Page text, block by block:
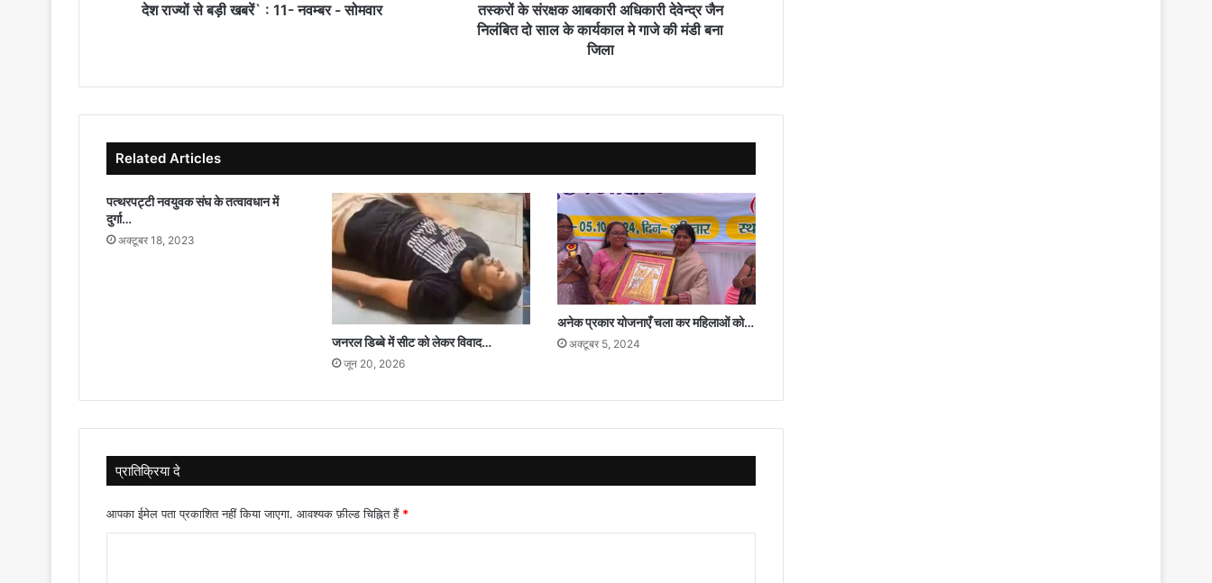
देश राज्यों से बड़ी खबरें` : 11- नवम्बर - सोमवार
गाजे
बना
तस्करों के संरक्षक आबकारी अधिकारी देवेन्द्र जैन
निलंबित दो साल के कार्यकाल मे गाजे की मंडी बना
जिला
Related Articles
पत्थरपट्टी नवयुवक संघ के तत्वावधान में
दुर्गा…
अक्टूबर 18, 2023
जनरल डिब्बे में सीट को लेकर विवाद…
जून 20, 2026
अनेक प्रकार योजनाएँ चला कर महिलाओं को…
अक्टूबर 5, 2024
प्रातिक्रिया दे
आपका ईमेल पता प्रकाशित नहीं किया जाएगा. आवश्यक फ़ील्ड चिह्नित हैं *